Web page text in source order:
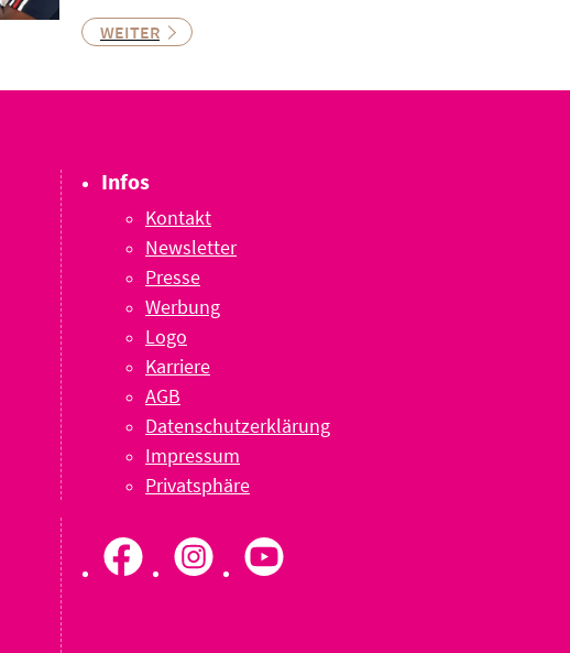
WEITER
Infos
Kontakt
Newsletter
Presse
Werbung
Logo
Karriere
AGB
Datenschutzerklärung
Impressum
Privatsphäre